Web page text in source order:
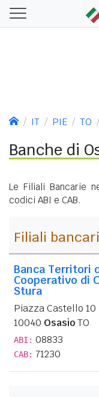
IT PIE TO
Banche di
Le Filiali Bancarie
codici ABI e CAB.
Filiali
Banca Territori
Cooperativo di
Stura
Piazza Castello 10
10040 OsasioTO
ABI: 08833
CAB: 71230